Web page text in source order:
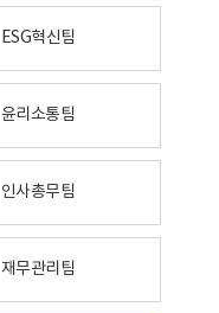
ESG혁신팀
윤리소통팀
인사총무팀
재무관리팀